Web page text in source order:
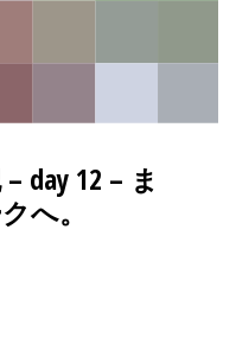
day 12 – ま
へ。